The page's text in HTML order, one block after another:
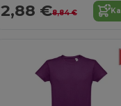
2,88 €8,84 €